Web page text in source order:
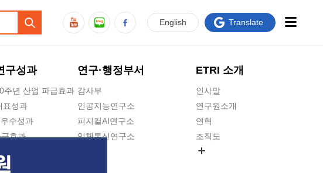
구성과
주년 산업 파급효과
표성과
수성과
효과
플랫폼
연구·행정부서
감사부
인공지능연구소
피지컬AI연구소
입체통신연구소
ETRI 소개
인사말
연구원소개
연혁
조직도
English Translate